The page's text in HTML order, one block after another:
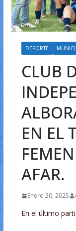
DEPORTE
CLUB
EN EL
AFAR.
Enero 20, 2025
En el último